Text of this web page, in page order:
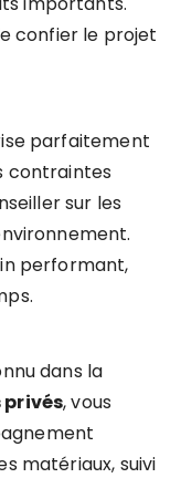
confier le projet
parfaitement
contraintes
sur les
performant,
dans la
, vous
matériaux, suivi